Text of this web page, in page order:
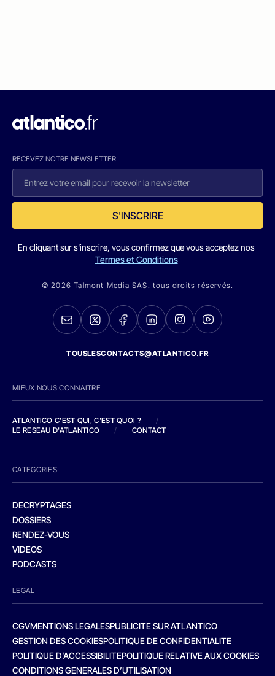
RECEVEZ NOTRE NEWSLETTER
S'INSCRIRE
En cliquant sur s'inscrire, vous confirmez que vous acceptez nos
Termes et Conditions
© 2026 Talmont Media SAS. tous droits réservés.
TOUSLESCONTACTS@ATLANTICO.FR
MIEUX NOUS CONNAITRE
ATLANTICO C'EST QUI, C'EST QUOI ?
/
LE RESEAU D'ATLANTICO
/ CONTACT
CATEGORIES
DECRYPTAGES
DOSSIERS
RENDEZ-VOUS
VIDEOS
PODCASTS
LEGAL
CGVMENTIONS LEGALESPUBLICITE SUR ATLANTICO
GESTION DES COOKIESPOLITIQUE DE CONFIDENTIALITE
POLITIQUE D’ACCESSIBILITEPOLITIQUE RELATIVE AUX COOKIES
CONDITIONS GENERALES D’UTILISATION